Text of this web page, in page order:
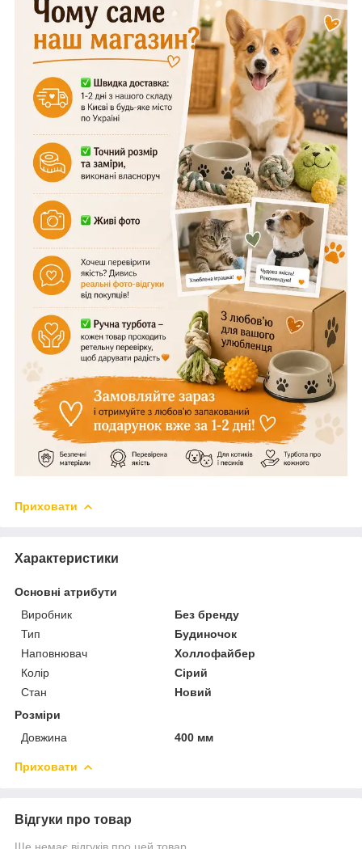
Приховати
Характеристики
Основні атрибути
Виробник
Без бренду
Тип
Будиночок
Наповнювач
Холлофайбер
Колір
Сірий
Стан
Новий
Розміри
Довжина
400 мм
Приховати
Відгуки про товар
Ще немає відгуків про цей товар